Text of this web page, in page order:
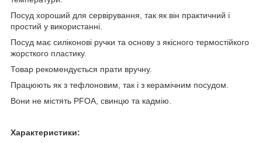
Посуд хороший для сервірування, так як він практичний і
простий у використанні.
Посуд має силіконові ручки та основу з якісного термостійкого
жорсткого пластику.
Товар рекомендується прати вручну.
Працюють як з тефлоновим, так і з керамічним посудом.
Вони не містять PFOA, свинцю та кадмію.
Характеристики: